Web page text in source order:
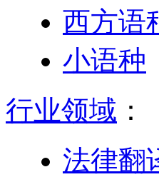
西方语
小语种
行业领域 ：
法律翻